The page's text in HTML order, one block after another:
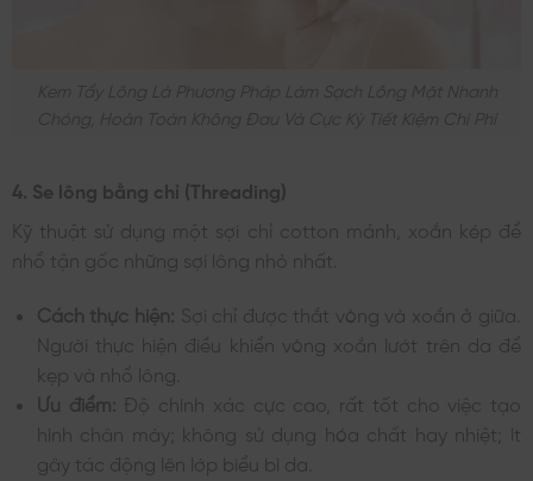
Kem Tẩy Lông Là Phương Pháp Làm Sạch Lông Mặt Nhanh
Chóng, Hoàn Toàn Không Đau Và Cực Kỳ Tiết Kiệm Chi Phí
4. Se lông bằng chỉ (Threading)
Kỹ thuật sử dụng một sợi chỉ cotton mảnh, xoắn kép để
nhổ tận gốc những sợi lông nhỏ nhất.
Cách thực hiện: Sợi chỉ được thắt vòng và xoắn ở giữa.
Người thực hiện điều khiển vòng xoắn lướt trên da để
kẹp và nhổ lông.
Ưu điểm: Độ chính xác cực cao, rất tốt cho việc tạo
hình chân mày; không sử dụng hóa chất hay nhiệt; ít
gây tác động lên lớp biểu bì da.